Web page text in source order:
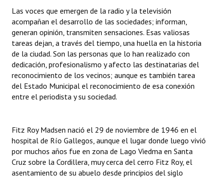
Ejecución Presupuestaria
Actas de Audiencias Públicas
NORMATIVA
Comunicaciones
Resoluciones de Presidencia
INSTITUCIONAL
Las voces que emergen de la radio y la televisión
acompañan el desarrollo de las sociedades; informan,
generan opinión, transmiten sensaciones. Esas valiosas
tareas dejan, a través del tiempo, una huella en la historia
de la ciudad. Son las personas que lo han realizado con
dedicación, profesionalismo y afecto las destinatarias del
reconocimiento de los vecinos; aunque es también tarea
del Estado Municipal el reconocimiento de esa conexión
entre el periodista y su sociedad.
Fitz Roy Madsen nació el 29 de noviembre de 1946 en el
hospital de Río Gallegos, aunque el lugar donde luego vivió
por muchos años fue en zona de Lago Viedma en Santa
Cruz sobre la Cordillera, muy cerca del cerro Fitz Roy, el
asentamiento de su abuelo desde principios del siglo